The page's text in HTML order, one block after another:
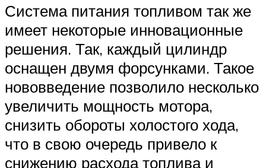
Система питания топливом так же
имеет некоторые инновационные
решения. Так, каждый цилиндр
оснащен двумя форсунками. Такое
нововведение позволило несколько
увеличить мощность мотора,
снизить обороты холостого хода,
что в свою очередь привело к
снижению расхода топлива и